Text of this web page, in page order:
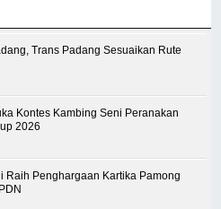
Trans Padang Sesuaikan Rute
Kontes Kambing Seni Peranakan
2026
Raih Penghargaan Kartika Pamong